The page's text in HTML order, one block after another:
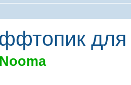
для
Nooma